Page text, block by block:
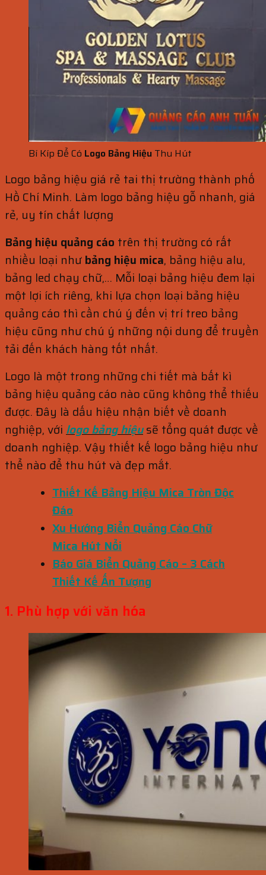
Bí Kíp Để Có Logo Bảng Hiệu Thu Hút
Logo bảng hiệu giá rẻ tai thị trường thành phố
Hồ Chí Minh. Làm logo bảng hiệu gỗ nhanh, giá
rẻ, uy tín chất lượng
Bảng hiệu quảng cáo trên thị trường có rất
nhiều loại như bảng hiệu mica, bảng hiệu alu,
bảng led chạy chữ,… Mỗi loại bảng hiệu đem lại
một lợi ích riêng, khi lựa chọn loại bảng hiệu
quảng cáo thì cần chú ý đến vị trí treo bảng
hiệu cũng như chú ý những nội dung để truyền
tải đến khách hàng tốt nhất.
Logo là một trong những chi tiết mà bất kì
bảng hiệu quảng cáo nào cũng không thể thiếu
được. Đây là dấu hiệu nhận biết về doanh
nghiệp, với logo bảng hiệusẽ tổng quát được về
doanh nghiệp. Vậy thiết kế logo bảng hiệu như
thể nào để thu hút và đẹp mắt.
Thiết Kế Bảng Hiệu Mica Tròn Độc
Đáo
Xu Hướng Biển Quảng Cáo Chữ
Mica Hút Nổi
Báo Giá Biển Quảng Cáo – 3 Cách
Thiết Kế Ấn Tượng
1. Phù hợp với văn hóa